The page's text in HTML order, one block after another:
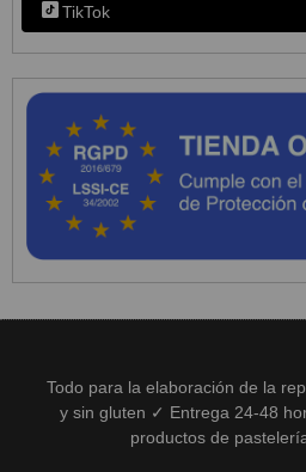
TikTok
Todo para la elaboración de la
y sin gluten ✓ Entrega 24-48
productos de